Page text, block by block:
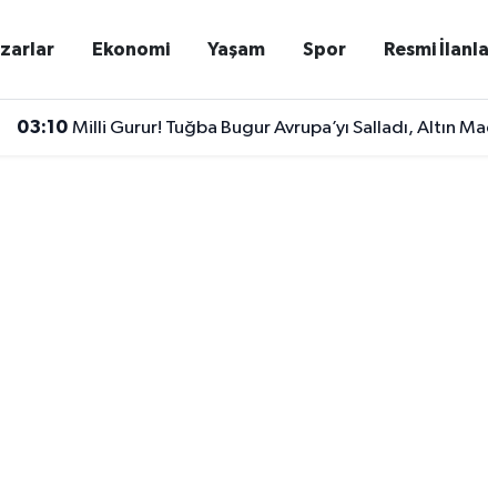
Ekonomi Yaşam Spor Resmi
03:10 Milli Gurur! Tuğba Bugur Avrupa’yı Salladı, Altın